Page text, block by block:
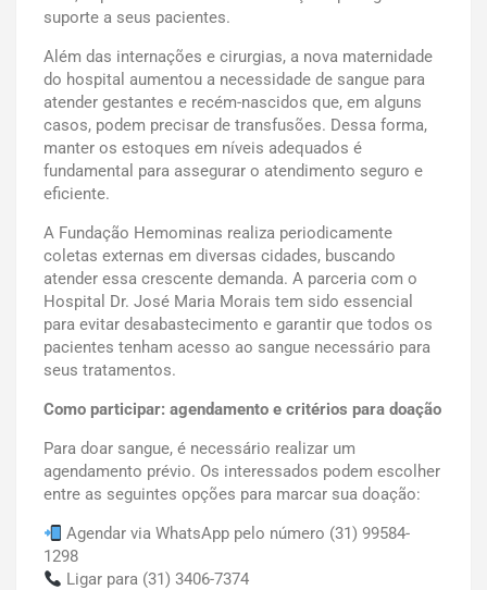
suporte a seus pacientes.
Além das internações e cirurgias, a nova maternidade
do hospital aumentou a necessidade de sangue para
atender gestantes e recém-nascidos que, em alguns
casos, podem precisar de transfusões. Dessa forma,
manter os estoques em níveis adequados é
fundamental para assegurar o atendimento seguro e
eficiente.
A Fundação Hemominas realiza periodicamente
coletas externas em diversas cidades, buscando
atender essa crescente demanda. A parceria com o
Hospital Dr. José Maria Morais tem sido essencial
para evitar desabastecimento e garantir que todos os
pacientes tenham acesso ao sangue necessário para
seus tratamentos.
Como participar: agendamento e critérios para doação
Para doar sangue, é necessário realizar um
agendamento prévio. Os interessados podem escolher
entre as seguintes opções para marcar sua doação:
Agendar via WhatsApp pelo número (31) 99584-
1298
Ligar para (31) 3406-7374